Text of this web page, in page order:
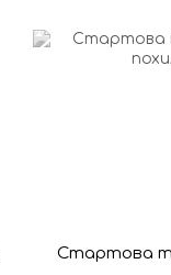
Стартова